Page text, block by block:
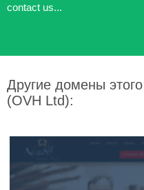
contact us...
Другие домены
(OVH Ltd):